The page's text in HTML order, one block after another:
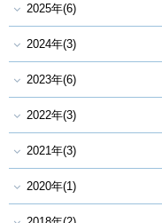
2025年(6)
2024年(3)
2023年(6)
2022年(3)
2021年(3)
2020年(1)